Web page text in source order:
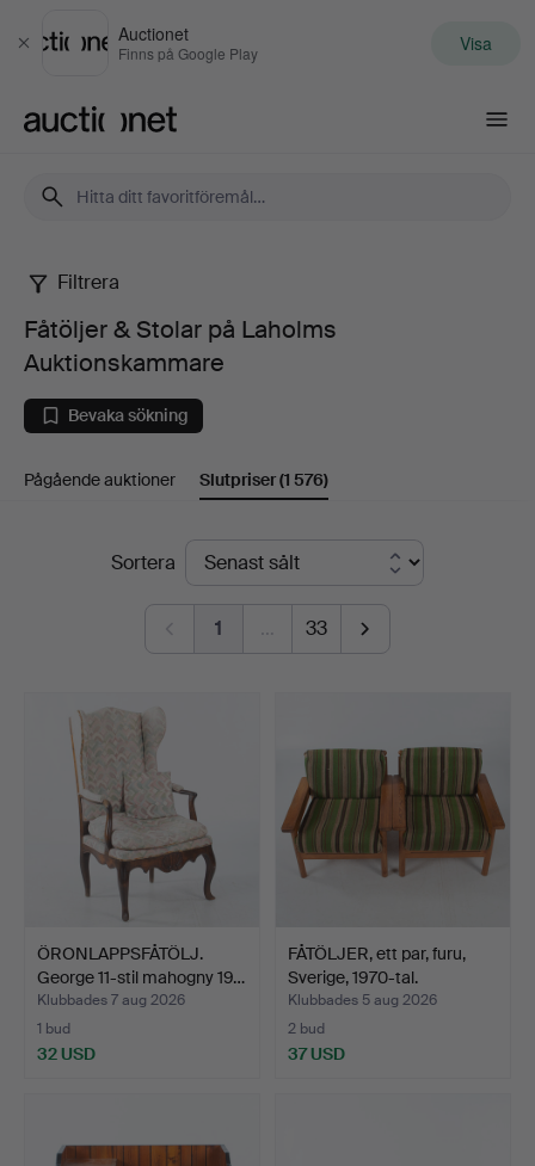
Stäng
Auctionet
Finns på Google Play Visa
Fåtöljer
Stolar
på
Auktionskammare
Filtrera
Fåtöljer & Stolar på Laholms
Auktionskammare
Bevaka sökning
Pågående auktioner Slutpriser(1 576)
SlutpriserSortera
1 … 33
ÖRONLAPPSFÅTÖLJ.
George 11-stil mahogny 19…
Klubbades 7 aug 2026
1 bud
32 USD
FÅTÖLJER, ett par, furu,
Sverige, 1970-tal.
Klubbades 5 aug 2026
2 bud
37 USD